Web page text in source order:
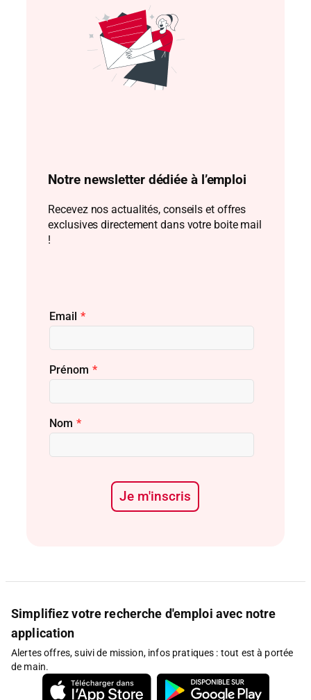
Notre newsletter dédiée à l’emploi
Recevez nos actualités, conseils et offres
exclusives directement dans votre boite mail
!
Email *
Prénom *
Nom *